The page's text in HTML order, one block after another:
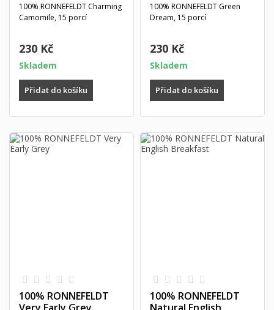
100% RONNEFELDT Charming
Camomile, 15 porcí
230 Kč
Skladem
Přidat do košíku
100% RONNEFELDT Green
Dream, 15 porcí
230 Kč
Skladem
Přidat do košíku
100% RONNEFELDT
100% RONNEFELDT